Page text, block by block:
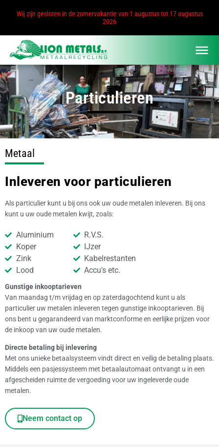
Wij zijn gesloten in de zomervakantie van 1 augustus tot 17 augustus
2026
Particulieren
Metaal
Inleveren voor particulieren
Als particulier kunt u bij ons ook uw oude metalen inleveren. Bij ons
kunt u uw oude metalen kwijt, zoals:
Aluminium
Koper
Zink
Lood
R.V.S.
IJzer
Kabelrestanten
Accu's etc.
Gunstige inkooptarieven
Van maandag t/m vrijdag en op zaterdagochtend kunt u als
particulier uw metalen inleveren tegen gunstige inkooptarieven. Bij
ons bent u gegarandeerd van marktconforme en eerlijke prijzen voor
de inkoop van uw oude metalen.
Directe betaling bij inlevering
Met ons unieke betaalsysteem vindt direct en veilig de betaling plaats.
Middels een pasjessysteem met betaalautomaat ontvangt u in een
afgescheiden ruimte de vergoeding voor uw ingeleverde oude
metalen.
Neem contact op